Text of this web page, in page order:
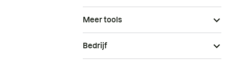
Meer tools
Bedrijf